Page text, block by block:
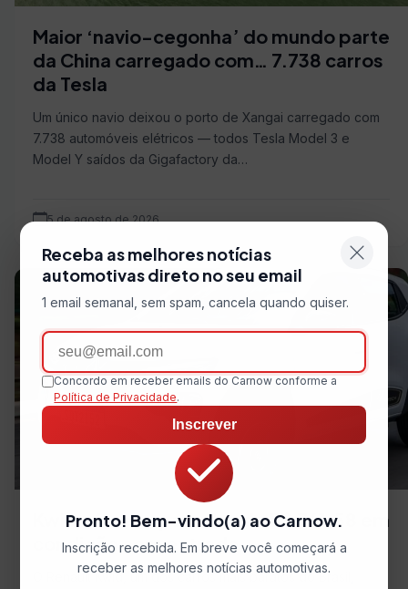
Maior ‘navio-cegonha’ do mundo parte
da China carregado com… 7.738 carros
da Tesla
Um único navio deixou o porto de Xangai carregado com
7.738 automóveis elétricos — todos Tesla Model 3 e
Model Y saídos da Gigafactory da…
5 de agosto de 2026
Kwid oferece parcelas de R$ 761,58 em
condição com entrada
O Renault Kwid, um dos carros mais baratos do Brasil,
Receba as melhores notícias
automotivas direto no seu email
1 email semanal, sem spam, cancela quando quiser.
Email
Concordo em receber emails do Carnow conforme a
Política de Privacidade.
Inscrever
Pronto! Bem-vindo(a) ao Carnow.
Inscrição recebida. Em breve você começará a
receber as melhores notícias automotivas.